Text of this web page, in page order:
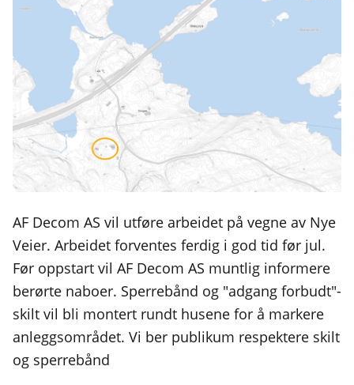
AF Decom AS vil utføre arbeidet på vegne av Nye
Veier. Arbeidet forventes ferdig i god tid før jul.
Før oppstart vil AF Decom AS muntlig informere
berørte naboer. Sperrebånd og "adgang forbudt"-
skilt vil bli montert rundt husene for å markere
anleggsområdet. Vi ber publikum respektere skilt
og sperrebånd